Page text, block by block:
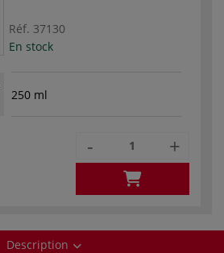
Réf. 37130
En stock
250 ml
- +
Description